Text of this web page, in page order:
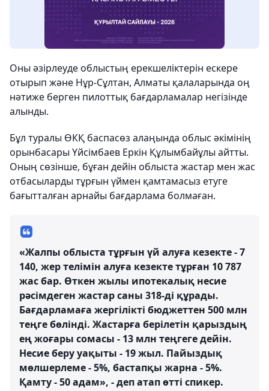
Оны әзірлеуде облыстың ерекшеліктерін ескере
отырып және Нұр-Сұлтан, Алматы қалаларында оң
нәтиже берген пилоттық бағдарламалар негізінде
алынды.
Бұл туралы ӨКҚ баспасөз алаңында облыс әкімінің
орынбасары Үйсімбаев Еркін Құлымбайұлы айтты.
Оның сөзінше, бұған дейін облыста жастар мен жас
отбасыларды тұрғын үймен қамтамасыз етуге
бағытталған арнайы бағдарлама болмаған.
«Жалпы облыста тұрғын үй алуға кезекте - 7
140, жер телімін алуға кезекте тұрған 10 787
жас бар. Өткен жылы ипотекалық несие
рәсімдеген жастар саны 318-ді құрады.
Бағдарламаға жергілікті бюджеттен 500 млн
теңге бөлінді. Жастарға берілетін қарыздың
ең жоғары сомасы - 13 млн теңгеге дейін.
Несие беру уақыты - 19 жыл. Пайыздық
мөлшерлеме - 5%, бастапқы жарна - 5%.
Қамту - 50 адам», - деп атап өтті спикер.